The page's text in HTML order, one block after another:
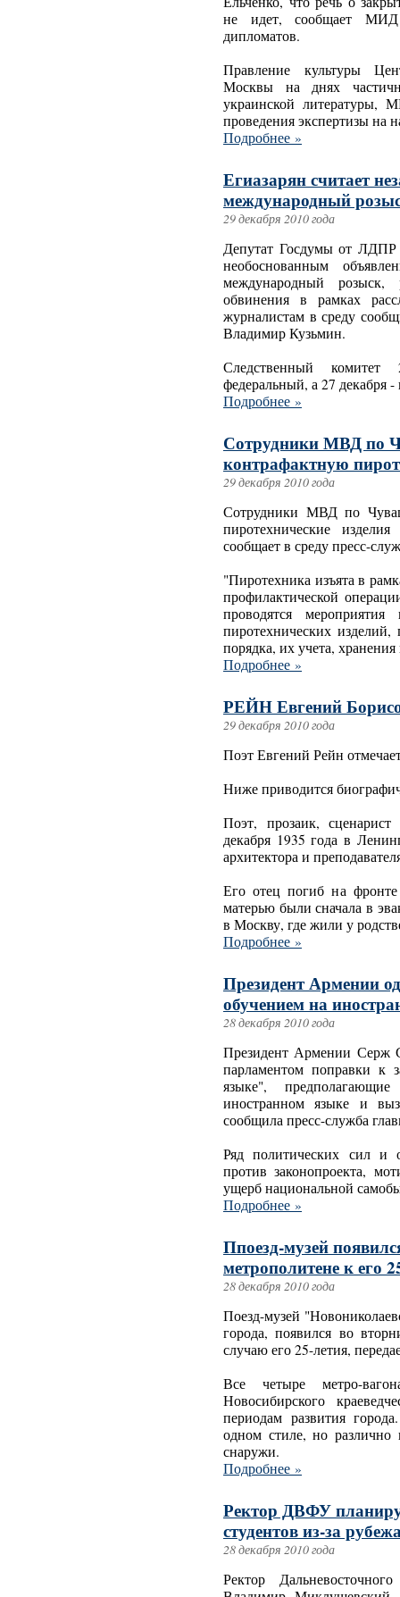
не идет, сообщает
дипломатов.
Правление культуры
Москвы на днях
украинской литературы,
проведения экспертизы на
Подробнее »
Егиазарян считает
международный
29 декабря 2010 года
Депутат Госдумы от ЛДПР
необоснованным
международный розыск,
обвинения в рамках
журналистам в среду
Владимир Кузьмин.
Следственный
федеральный, а 27 декабря
Подробнее »
Сотрудники МВД по
контрафактную
29 декабря 2010 года
Сотрудники МВД по
пиротехнические
сообщает в среду пресс-
"Пиротехника изъята в
профилактической
проводятся
пиротехнических
порядка, их учета, хранения
Подробнее »
РЕЙН Евгений
29 декабря 2010 года
Поэт Евгений Рейн
Ниже приводится
Поэт, прозаик,
декабря 1935 года в
архитектора и
Его отец погиб на
матерью были сначала в
в Москву, где жили у
Подробнее »
Президент Армении
обучением на
28 декабря 2010 года
Президент Армении Серж
парламентом поправки
языке",
иностранном языке и
сообщила пресс-служба
Ряд политических сил и
против законопроекта,
ущерб национальной
Подробнее »
Ппоезд-музей
метрополитене к его
28 декабря 2010 года
Поезд-музей
города, появился во
случаю его 25-летия,
Все четыре метро-
Новосибирского
периодам развития
одном стиле, но
снаружи.
Подробнее »
Ректор ДВФУ
студентов из-за
28 декабря 2010 года
Ректор